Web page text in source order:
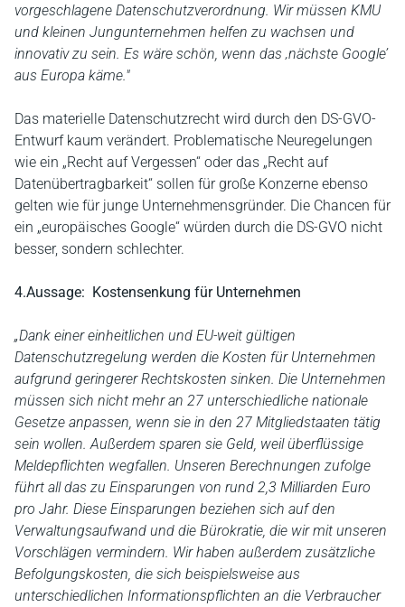
vorgeschlagene Datenschutzverordnung. Wir müssen KMU
und kleinen Jungunternehmen helfen zu wachsen und
innovativ zu sein. Es wäre schön, wenn das ‚nächste Google’
aus Europa käme."
Das materielle Datenschutzrecht wird durch den DS-GVO-
Entwurf kaum verändert. Problematische Neuregelungen
wie ein „Recht auf Vergessen“ oder das „Recht auf
Datenübertragbarkeit“ sollen für große Konzerne ebenso
gelten wie für junge Unternehmensgründer. Die Chancen für
ein „europäisches Google“ würden durch die DS-GVO nicht
besser, sondern schlechter.
4.Aussage: Kostensenkung für Unternehmen
„Dank einer einheitlichen und EU-weit gültigen
Datenschutzregelung werden die Kosten für Unternehmen
aufgrund geringerer Rechtskosten sinken. Die Unternehmen
müssen sich nicht mehr an 27 unterschiedliche nationale
Gesetze anpassen, wenn sie in den 27 Mitgliedstaaten tätig
sein wollen. Außerdem sparen sie Geld, weil überflüssige
Meldepflichten wegfallen. Unseren Berechnungen zufolge
führt all das zu Einsparungen von rund 2,3 Milliarden Euro
pro Jahr. Diese Einsparungen beziehen sich auf den
Verwaltungsaufwand und die Bürokratie, die wir mit unseren
Vorschlägen vermindern. Wir haben außerdem zusätzliche
Befolgungskosten, die sich beispielsweise aus
unterschiedlichen Informationspflichten an die Verbraucher